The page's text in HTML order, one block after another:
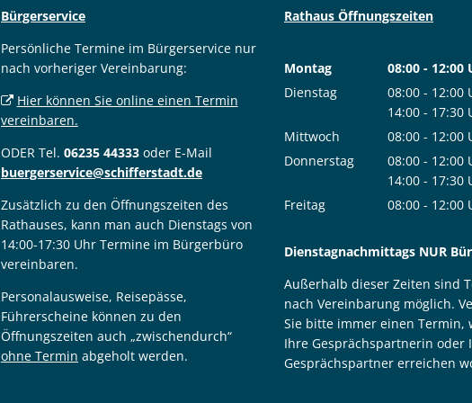
Bürgerservice
Persönliche Termine im Bürgerservice nur
nach vorheriger Vereinbarung:
Hier können Sie online einen Termin
vereinbaren.
ODER Tel. 06235 44333 oder E-Mail
buergerservice@schifferstadt.de
Zusätzlich zu den Öffnungszeiten des
Rathauses, kann man auch Dienstags von
14:00-17:30 Uhr Termine im Bürgerbüro
vereinbaren.
Personalausweise, Reisepässe,
Führerscheine können zu den
Öffnungszeiten auch „zwischendurch“
ohne Termin abgeholt werden.
Rathaus Öffnungszeiten
Montag 08:00 - 12:00
Von 08:00 bis
Dienstag 08:00 - 12:00
Von 08:00 bis
14:00 - 17:30
Von 14:00 bis
Mittwoch 08:00 - 12:00
Von 08:00 bis
Donnerstag 08:00 - 12:00
Von 08:00 bis
14:00 - 17:30
Von 14:00 bis
Freitag 08:00 - 12:00
Dienstagnachmittags NUR
Außerhalb dieser Zeiten sind
nach Vereinbarung möglich.
Sie bitte immer einen Termin,
Ihre Gesprächspartnerin oder
Gesprächspartner erreichen